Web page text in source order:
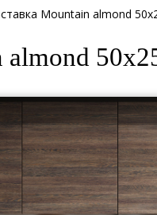
Mountain almond
almond